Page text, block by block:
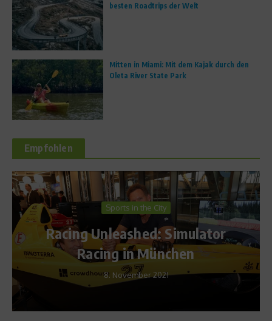
besten Roadtrips der Welt
Mitten in Miami: Mit dem Kajak durch den
Oleta River State Park
Empfohlen
Sports Inside
WM-Kolumne von
Hegering (Teil 2)
29. Juni 2011